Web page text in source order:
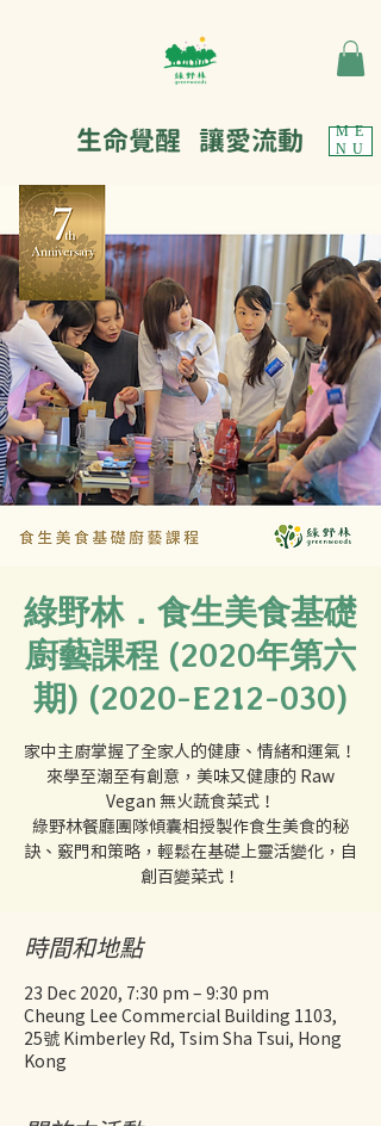
ME
NU
生命覺醒 讓愛流動
綠野林．食生美食基礎
廚藝課程 (2020年第六
期) (2020-E212-030)
家中主廚掌握了全家人的健康、情緒和運氣！
來學至潮至有創意，美味又健康的 Raw
Vegan 無火蔬食菜式！
綠野林餐廳團隊傾囊相授製作食生美食的秘
訣、竅門和策略，輕鬆在基礎上靈活變化，自
創百變菜式！
時間和地點
23 Dec 2020, 7:30 pm – 9:30 pm
Cheung Lee Commercial Building 1103,
25號 Kimberley Rd, Tsim Sha Tsui, Hong
Kong